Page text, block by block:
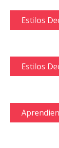
Estilos
Estilos